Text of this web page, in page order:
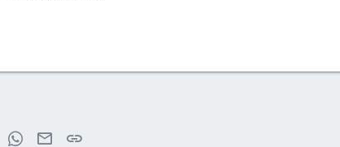
PinterestWhatsAppЭлектронная почта